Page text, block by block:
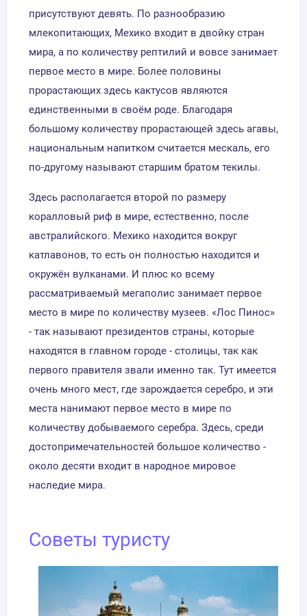
присутствуют девять. По разнообразию
млекопитающих, Мехико входит в двойку стран
мира, а по количеству рептилий и вовсе занимает
первое место в мире. Более половины
прорастающих здесь кактусов являются
единственными в своём роде. Благодаря
большому количеству прорастающей здесь агавы,
национальным напитком считается мескаль, его
по-другому называют старшим братом текилы.
Здесь располагается второй по размеру
коралловый риф в мире, естественно, после
австралийского. Мехико находится вокруг
катлавонов, то есть он полностью находится и
окружён вулканами. И плюс ко всему
рассматриваемый мегаполис занимает первое
место в мире по количеству музеев. «Лос Пинос»
- так называют президентов страны, которые
находятся в главном городе - столицы, так как
первого правителя звали именно так. Тут имеется
очень много мест, где зарождается серебро, и эти
места нанимают первое место в мире по
количеству добываемого серебра. Здесь, среди
достопримечательностей большое количество -
около десяти входит в народное мировое
наследие мира.
Советы туристу